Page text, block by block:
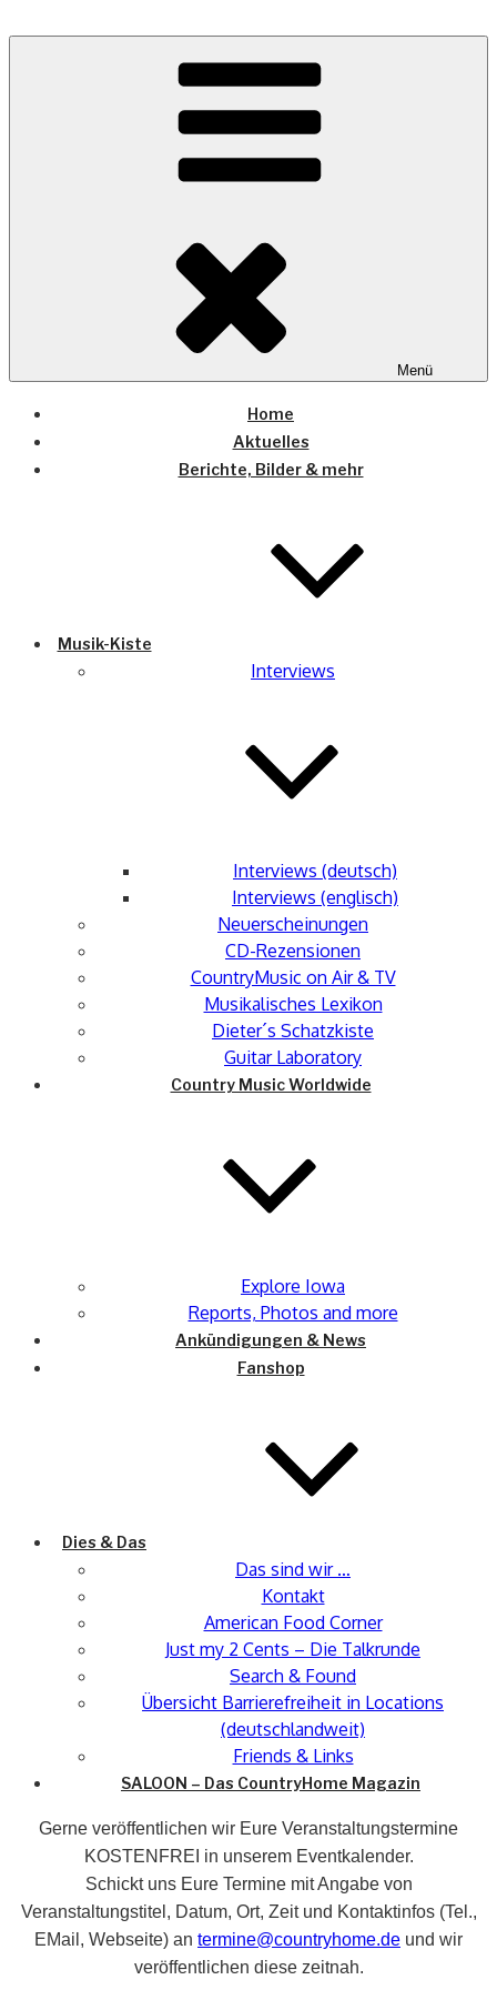
COUNTRYHOME
Wo die (Country-) Musik Zuhause ist
Menü
Home
Aktuelles
Berichte, Bilder & mehr
Musik-Kiste
Interviews
Interviews (deutsch)
Interviews (englisch)
Neuerscheinungen
CD-Rezensionen
CountryMusic on Air & TV
Musikalisches Lexikon
Dieter´s Schatzkiste
Guitar Laboratory
Country Music Worldwide
Explore Iowa
Reports, Photos and more
Ankündigungen & News
Fanshop
Dies & Das
Das sind wir …
Kontakt
American Food Corner
Just my 2 Cents – Die Talkrunde
Search & Found
Übersicht Barrierefreiheit in Locations
(deutschlandweit)
Friends & Links
SALOON – Das CountryHome Magazin
Gerne veröffentlichen wir Eure Veranstaltungstermine
KOSTENFREI in unserem Eventkalender.
Schickt uns Eure Termine mit Angabe von
Veranstaltungstitel, Datum, Ort, Zeit und Kontaktinfos (Tel.,
EMail, Webseite) an termine@countryhome.de und wir
veröffentlichen diese zeitnah.